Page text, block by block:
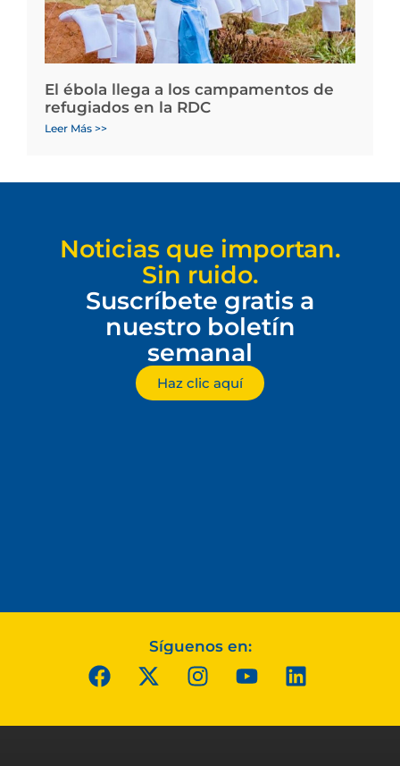
El ébola llega a los campamentos de
refugiados en la RDC
Leer Más >>
Noticias que importan.
Sin ruido.
Suscríbete gratis a
nuestro boletín
semanal
Haz clic aquí
Síguenos en: